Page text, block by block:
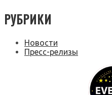
РУБРИКИ
Новости
Пресс-релизы